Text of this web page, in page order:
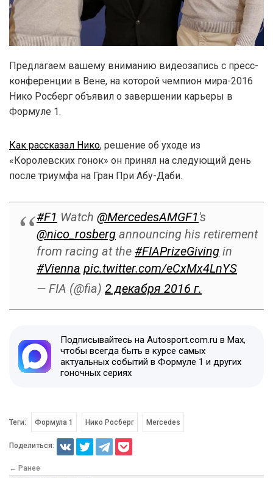
Предлагаем вашему вниманию видеозапись с пресс-
конференции в Вене, на которой чемпион мира-2016
Нико Росберг объявил о завершении карьеры в
Формуле 1.
Как рассказал Нико, решение об уходе из
«Королевских гонок» он принял на следующий день
после триумфа на Гран При Абу-Даби.
#F1 Watch @MercedesAMGF1's
@nico_rosberg announcing his retirement
from racing at the #FIAPrizeGiving in
#Vienna pic.twitter.com/eCxMx4LnYS
— FIA (@fia) 2 декабря 2016 г.
Подписывайтесь на Autosport.com.ru в Max,
чтобы всегда быть в курсе самых
актуальных событий в Формуле 1 и других
гоночных сериях
Теги: Формула 1 Нико Росберг Mercedes
Поделиться:
← Ранее